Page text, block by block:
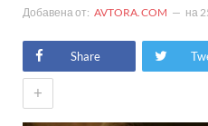
Добавена от: AVTORA.COM на
Share
+